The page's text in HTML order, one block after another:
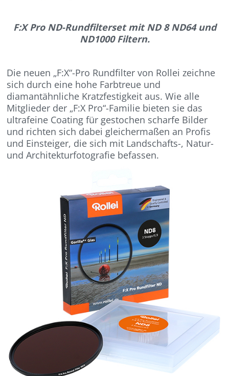
F:X Pro ND-Rundfilterset mit ND 8 ND64 und
ND1000 Filtern.
Die neuen „F:X“-Pro Rundfilter von Rollei zeichne
sich durch eine hohe Farbtreue und
diamantähnliche Kratzfestigkeit aus. Wie alle
Mitglieder der „F:X Pro“-Familie bieten sie das
ultrafeine Coating für gestochen scharfe Bilder
und richten sich dabei gleichermaßen an Profis
und Einsteiger, die sich mit Landschafts-, Natur-
und Architekturfotografie befassen.